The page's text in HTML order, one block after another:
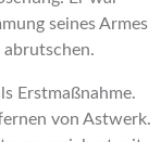
seines Armes
Erstmaßnahme.
von Astwerk.